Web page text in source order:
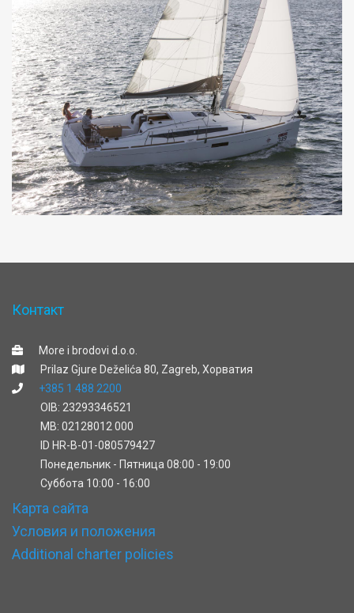
Контакт
More i brodovi d.o.o.
Prilaz Gjure Deželića 80, Zagreb, Хорватия
+385 1 488 2200
OIB: 23293346521
MB: 02128012 000
ID HR-B-01-080579427
Понедельник - Пятница 08:00 - 19:00
Cуббота 10:00 - 16:00
Карта сайта
Условия и положения
Additional charter policies